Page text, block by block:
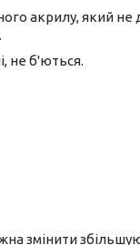
акрилу, який
не б'ються.
змінити